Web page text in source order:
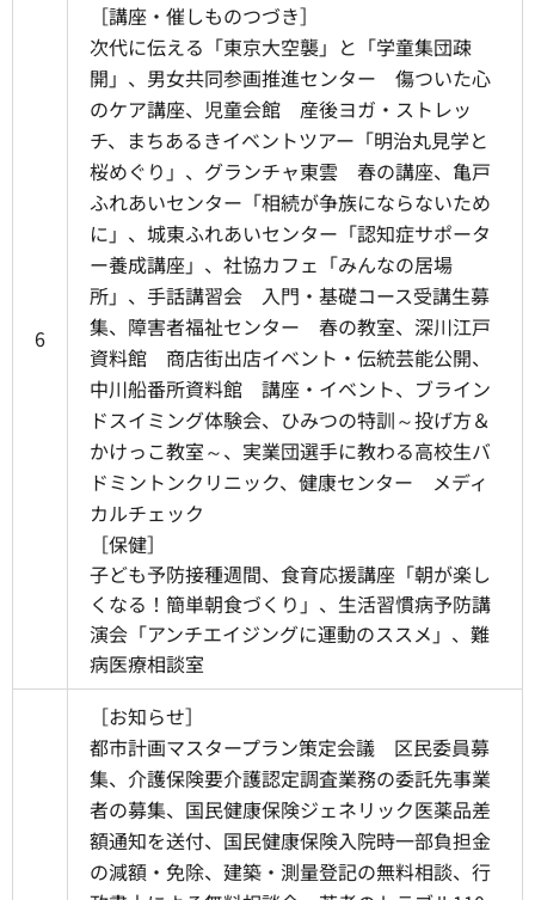
6
［講座・催しものつづき］
次代に伝える「東京大空襲」と「学童集団疎
開」、男女共同参画推進センター 傷ついた心
のケア講座、児童会館 産後ヨガ・ストレッ
チ、まちあるきイベントツアー「明治丸見学と
桜めぐり」、グランチャ東雲 春の講座、亀戸
ふれあいセンター「相続が争族にならないため
に」、城東ふれあいセンター「認知症サポータ
ー養成講座」、社協カフェ「みんなの居場
所」、手話講習会 入門・基礎コース受講生募
集、障害者福祉センター 春の教室、深川江戸
資料館 商店街出店イベント・伝統芸能公開、
中川船番所資料館 講座・イベント、ブライン
ドスイミング体験会、ひみつの特訓～投げ方＆
かけっこ教室～、実業団選手に教わる高校生バ
ドミントンクリニック、健康センター メディ
カルチェック
［保健］
子ども予防接種週間、食育応援講座「朝が楽し
くなる！簡単朝食づくり」、生活習慣病予防講
演会「アンチエイジングに運動のススメ」、難
病医療相談室
［お知らせ］
都市計画マスタープラン策定会議 区民委員募
集、介護保険要介護認定調査業務の委託先事業
者の募集、国民健康保険ジェネリック医薬品差
額通知を送付、国民健康保険入院時一部負担金
の減額・免除、建築・測量登記の無料相談、行